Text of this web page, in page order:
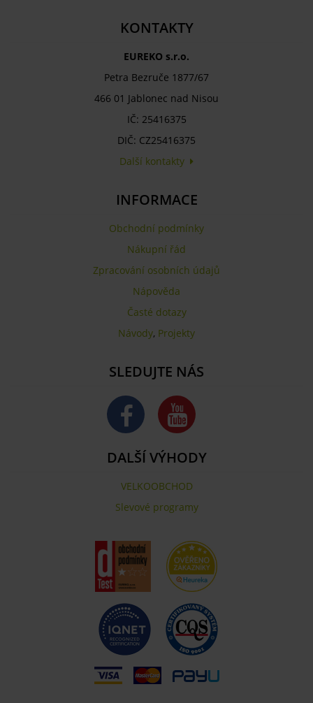
KONTAKTY
EUREKO s.r.o.
Petra Bezruče 1877/67
466 01 Jablonec nad Nisou
IČ: 25416375
DIČ: CZ25416375
Další kontakty
INFORMACE
Obchodní podmínky
Nákupní řád
Zpracování osobních údajů
Nápověda
Časté dotazy
Návody, Projekty
SLEDUJTE NÁS
DALŠÍ VÝHODY
VELKOOBCHOD
Slevové programy